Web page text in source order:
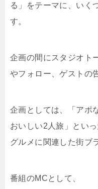
る」をテーマに、いく
す。
企画の間にスタジオト
やフォロー、ゲストの
企画としては、「アポ
おいしい2人旅」といっ
グルメに関連した街ブ
番組のMCとして、